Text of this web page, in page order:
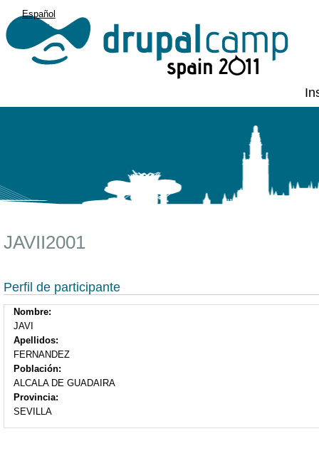
Español
English
JAVII2001
Perfil de participante
Nombre:
JAVI
Apellidos:
FERNANDEZ
Población:
ALCALA DE GUADAIRA
Provincia:
SEVILLA